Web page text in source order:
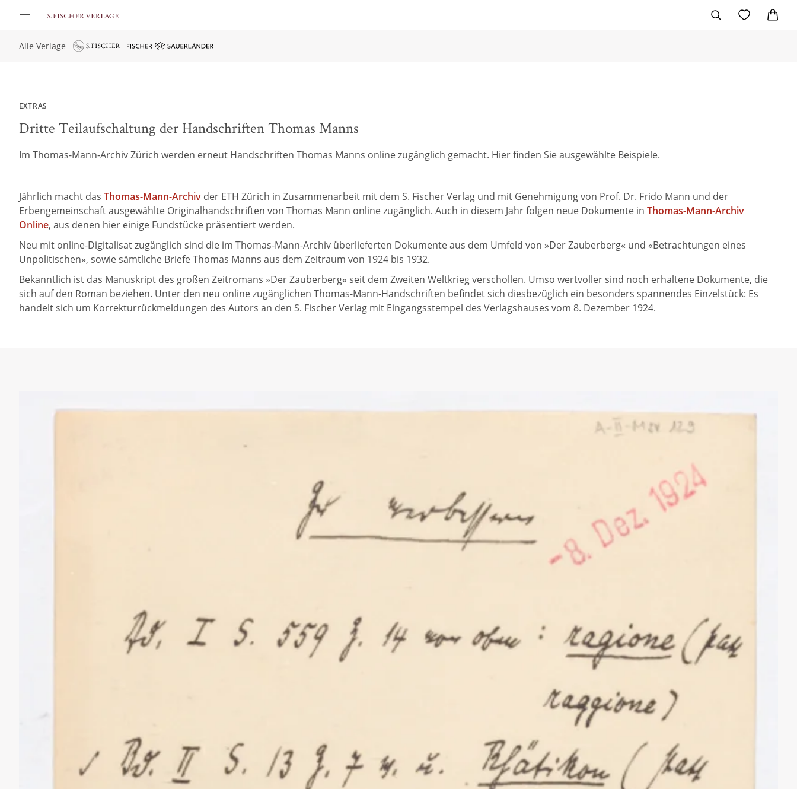
Alle Verlage
EXTRAS
Dritte Teilaufschaltung der Handschriften Thomas Manns
Im Thomas-Mann-Archiv Zürich werden erneut Handschriften Thomas Manns online zugänglich gemacht. Hier finden Sie ausgewählte Beispiele.
Jährlich macht das Thomas-Mann-Archivder ETH Zürich in Zusammenarbeit mit dem S. Fischer Verlag und mit Genehmigung von Prof. Dr. Frido Mann und der
Erbengemeinschaft ausgewählte Originalhandschriften von Thomas Mann online zugänglich. Auch in diesem Jahr folgen neue Dokumente in Thomas-Mann-Archiv
Online, aus denen hier einige Fundstücke präsentiert werden.
Neu mit online-Digitalisat zugänglich sind die im Thomas-Mann-Archiv überlieferten Dokumente aus dem Umfeld von »Der Zauberberg« und «Betrachtungen eines
Unpolitischen», sowie sämtliche Briefe Thomas Manns aus dem Zeitraum von 1924 bis 1932.
Bekanntlich ist das Manuskript des großen Zeitromans »Der Zauberberg« seit dem Zweiten Weltkrieg verschollen. Umso wertvoller sind noch erhaltene Dokumente, die
sich auf den Roman beziehen. Unter den neu online zugänglichen Thomas-Mann-Handschriften befindet sich diesbezüglich ein besonders spannendes Einzelstück: Es
handelt sich um Korrekturrückmeldungen des Autors an den S. Fischer Verlag mit Eingangsstempel des Verlagshauses vom 8. Dezember 1924.